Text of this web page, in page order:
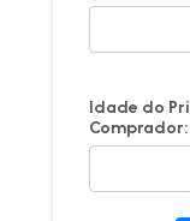
Idade do
Comprador: